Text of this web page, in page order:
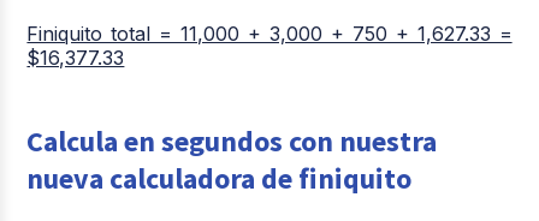
Finiquito total = 11,000 + 3,000 + 750 + 1,627.33 =
$16,377.33
Calcula en segundos con nuestra
nueva calculadora de finiquito